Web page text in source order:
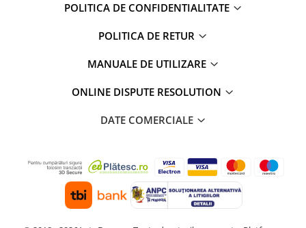
Rame adaptoare Volvo
Rame adaptoare Honda
Rame adaptoare Peugeot
Rame adaptoare Citroen
POLITICA DE CONFIDENTIALITATE
POLITICA DE RETUR
MANUALE DE UTILIZARE
ONLINE DISPUTE RESOLUTION
DATE COMERCIALE